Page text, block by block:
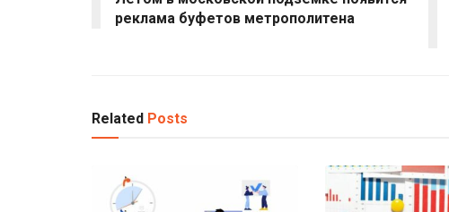
реклама буфетов метрополитена
Related Posts